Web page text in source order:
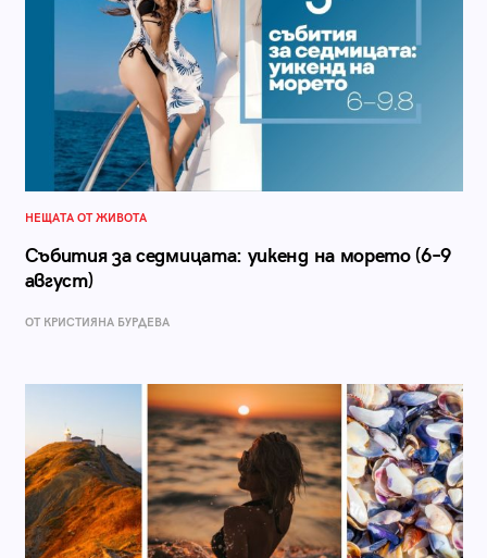
НЕЩАТА ОТ ЖИВОТА
Събития за седмицата: уикенд на морето (6–9
август)
ОТ КРИСТИЯНА БУРДЕВА